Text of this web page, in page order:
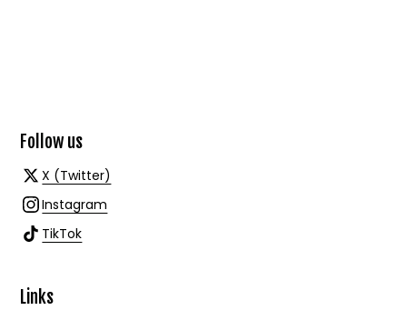
Follow us
X (Twitter)
Instagram
TikTok
Links